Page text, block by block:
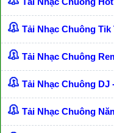
Tải Nhạc Chuông Tik
Tải Nhạc Chuông
Tải Nhạc Chuông DJ
Tải Nhạc Chuông